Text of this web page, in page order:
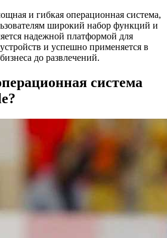
и гибкая операционная система,
широкий набор функций и
надежной платформой для
и успешно применяется в
до развлечений.
система